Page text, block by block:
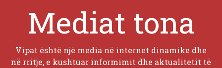
Mediat tona
Vipat është një media në internet dinamike dhe
në rritje, e kushtuar informimit dhe aktualitetit të